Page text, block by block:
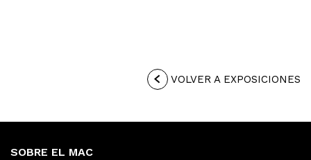
VOLVER A EXPOSICIONES
SOBRE EL MAC